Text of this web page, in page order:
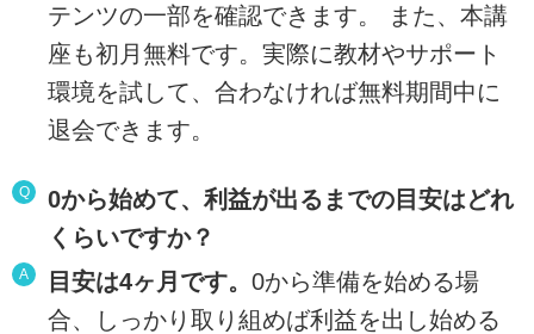
テンツの一部を確認できます。 また、本講
座も初月無料です。実際に教材やサポート
環境を試して、合わなければ無料期間中に
退会できます。
Q
0から始めて、利益が出るまでの目安はどれ
くらいですか？
A 目安は4ヶ月です。 0から準備を始める場
合、しっかり取り組めば利益を出し始める